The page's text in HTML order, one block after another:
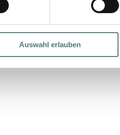
Auswahl erlauben